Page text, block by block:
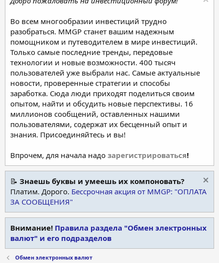
Во всем многообразии инвестиций трудно
разобраться. MMGP станет вашим надежным
помощником и путеводителем в мире инвестиций.
Только самые последние тренды, передовые
технологии и новые возможности. 400 тысяч
пользователей уже выбрали нас. Самые актуальные
новости, проверенные стратегии и способы
заработка. Сюда люди приходят поделиться своим
опытом, найти и обсудить новые перспективы. 16
миллионов сообщений, оставленных нашими
пользователями, содержат их бесценный опыт и
знания. Присоединяйтесь и вы!
Впрочем, для начала надо зарегистрироваться!
📝 Знаешь буквы и умеешь их компоновать?
Платим. Дорого. Бессрочная акция от MMGP: "ОПЛАТА
ЗА СООБЩЕНИЯ"
Внимание! Правила раздела "Обмен электронных
валют" и его подразделов
Обмен электронных валют